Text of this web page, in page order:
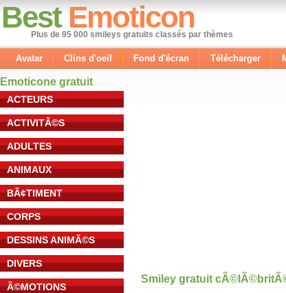
Best Emoticon
Plus de 95 000 smileys gratuits classés par thèmes
Avatar Clins d'oeil Fond d'écran Télécharger
Emoticone gratuit
ACTEURS
ACTIVITÃ©S
ADULTES
ANIMAUX
BÃ¢TIMENT
CORPS
DESSINS ANIMÃ©S
DIVERS
Ã©MOTIONS
Smiley gratuit